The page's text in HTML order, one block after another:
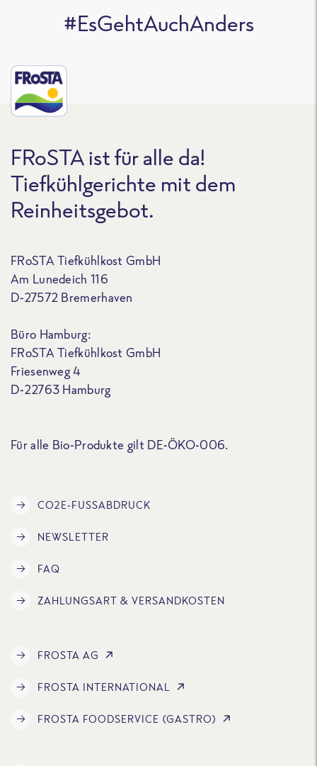
#EsGehtAuchAnders
FRoSTA ist für alle da!
Tiefkühlgerichte mit dem
Reinheitsgebot.
FRoSTA Tiefkühlkost GmbH
Am Lunedeich 116
D-27572 Bremerhaven
Büro Hamburg:
FRoSTA Tiefkühlkost GmbH
Friesenweg 4
D-22763 Hamburg
Für alle Bio-Produkte gilt DE-ÖKO-006.
CO2E-FUSSABDRUCK
NEWSLETTER
FAQ
ZAHLUNGSART & VERSANDKOSTEN
FROSTA AG
FROSTA INTERNATIONAL
FROSTA FOODSERVICE (GASTRO)